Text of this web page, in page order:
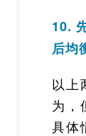
10.
后均
以上
为，
具体